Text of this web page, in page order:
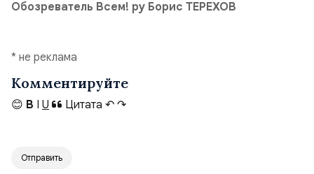
Обозреватель Всем! ру Борис ТЕРЕХОВ
* не реклама
Комментируйте
😊 B I U Цитата ↶ ↷
Отправить